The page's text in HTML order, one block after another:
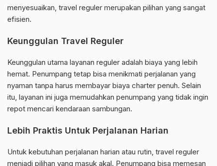
menyesuaikan, travel reguler merupakan pilihan yang sangat
efisien.
Keunggulan Travel Reguler
Keunggulan utama layanan reguler adalah biaya yang lebih
hemat. Penumpang tetap bisa menikmati perjalanan yang
nyaman tanpa harus membayar biaya charter penuh. Selain
itu, layanan ini juga memudahkan penumpang yang tidak ingin
repot mencari kendaraan sambungan.
Lebih Praktis Untuk Perjalanan Harian
Untuk kebutuhan perjalanan harian atau rutin, travel reguler
menjadi pilihan yang masuk akal. Penumpang bisa memesan